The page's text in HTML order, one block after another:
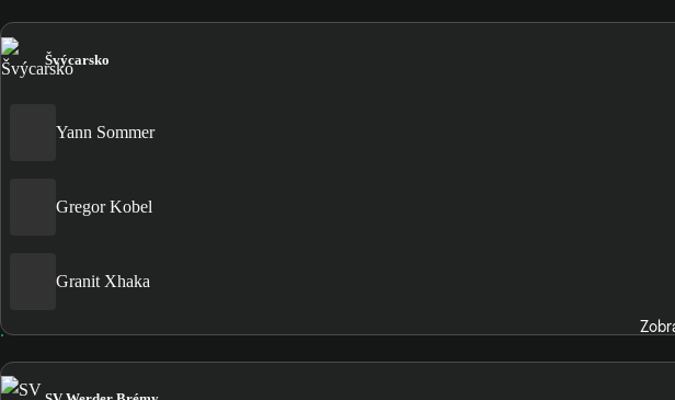
Švýcarsko
Yann Sommer
Gregor Kobel
Granit Xhaka